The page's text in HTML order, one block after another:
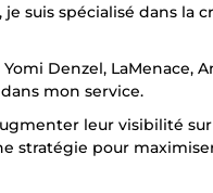
suis spécialisé dans la
Denzel, LaMenace,
mon service.
leur visibilité sur
stratégie pour